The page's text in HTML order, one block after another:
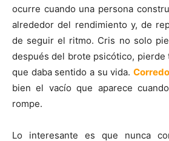
ocurre cuando una persona
alrededor del rendimiento y, de
de seguir el ritmo. Cris no solo
después del brote psicótico, pierde
que daba sentido a su vida.
bien el vacío que aparece
rompe.
Lo interesante es que nunca